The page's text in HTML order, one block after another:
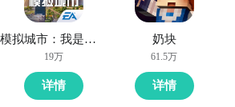
和图片，可能大家对纸片人冲冲冲
过这么游戏要怎么样才能抢先体验
前九游客户端已经开通了测试提醒
中搜索“纸片人冲冲冲”，点击右边
开测提醒】，订阅游戏就不会错过
模拟城市：我是市长
19万
详情
奶块
61.5万
详情